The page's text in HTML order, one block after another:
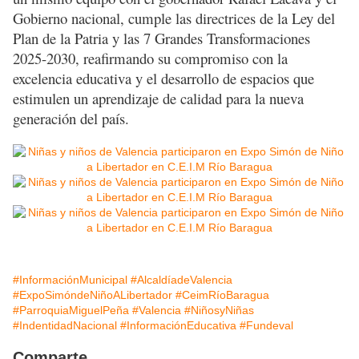
Gobierno nacional, cumple las directrices de la Ley del
Plan de la Patria y las 7 Grandes Transformaciones
2025-2030, reafirmando su compromiso con la
excelencia educativa y el desarrollo de espacios que
estimulen un aprendizaje de calidad para la nueva
generación del país.
#InformaciónMunicipal #AlcaldíadeValencia
#ExpoSimóndeNiñoALibertador #CeimRíoBaragua
#ParroquiaMiguelPeña #Valencia #NiñosyNiñas
#IndentidadNacional #InformaciónEducativa #Fundeval